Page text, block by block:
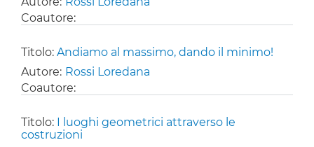
Coautore:
Titolo: Andiamo al massimo, dando il minimo!
Autore: Rossi Loredana
Coautore:
Titolo: I luoghi geometrici attraverso le
costruzioni